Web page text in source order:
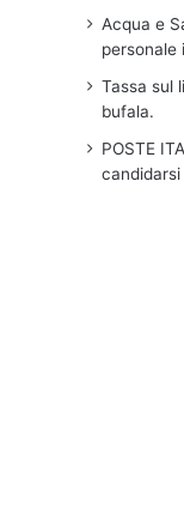
Acqua e
personale
Tassa sul
bufala.
POSTE